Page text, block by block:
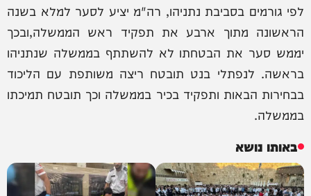
לפי גורמים בסביבת נתניהו, רה"מ יציע לסער למלא בשנה
הראשונה מתוך ארבע את תפקיד ראש הממשלה,ובכך
יממש סער את הבטחתו לא להשתתף בממשלה שנתניהו
בראשה. לנפתלי בנט תובטח ריצה משותפת עם הליכוד
בבחירות הבאות ותפקיד בכיר בממשלה וכך תובטח תמיכתו
בממשלה.
באותו נושא